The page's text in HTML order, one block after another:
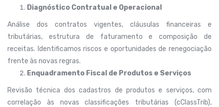
Diagnóstico Contratual e Operacional
Análise dos contratos vigentes, cláusulas financeiras e
tributárias, estrutura de faturamento e composição de
receitas. Identificamos riscos e oportunidades de renegociação
frente às novas regras.
Enquadramento Fiscal de Produtos e Serviços
Revisão técnica dos cadastros de produtos e serviços, com
correlação às novas classificações tributárias (cClassTrib),